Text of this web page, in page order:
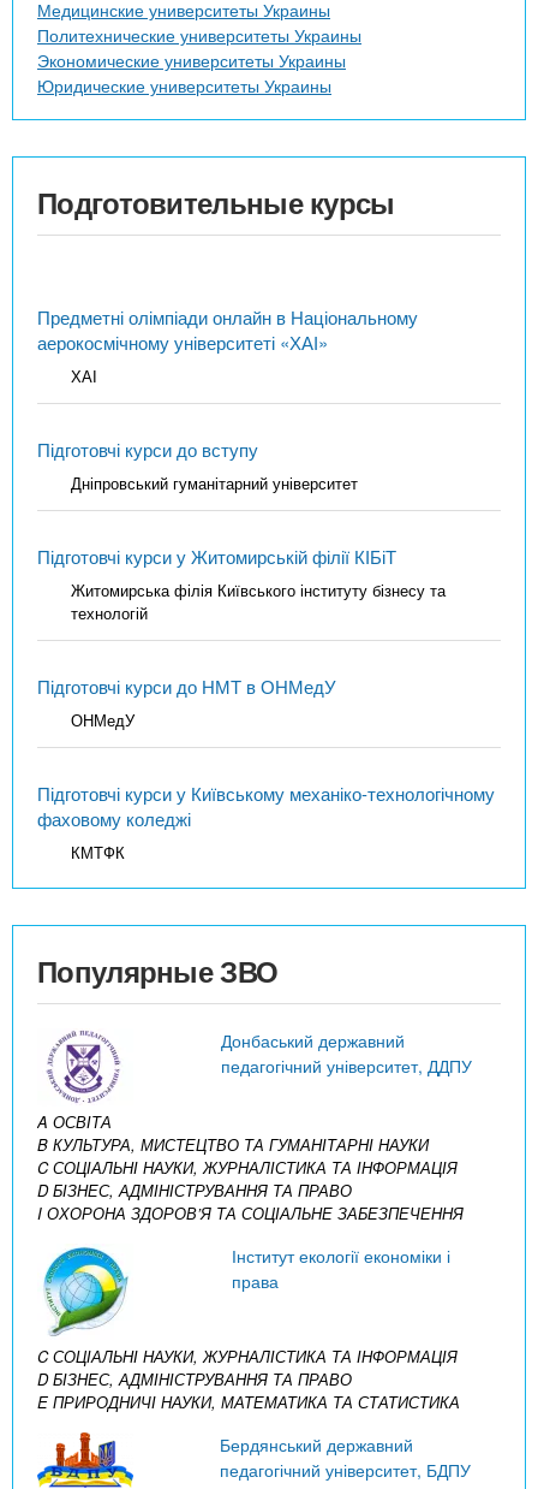
Медицинские университеты Украины
Политехнические университеты Украины
Экономические университеты Украины
Юридические университеты Украины
Подготовительные курсы
Предметні олімпіади онлайн в Національному
аерокосмічному університеті «ХАІ»
ХАІ
Підготовчі курси до вступу
Дніпровський гуманітарний університет
Підготовчі курси у Житомирській філії КІБіТ
Житомирська філія Київського інституту бізнесу та
технологій
Підготовчі курси до НМТ в ОНМедУ
ОНМедУ
Підготовчі курси у Київському механіко-технологічному
фаховому коледжі
КМТФК
Популярные ЗВО
Донбаський державний
педагогічний університет, ДДПУ
A ОСВІТА
B КУЛЬТУРА, МИСТЕЦТВО ТА ГУМАНІТАРНІ НАУКИ
C СОЦІАЛЬНІ НАУКИ, ЖУРНАЛІСТИКА ТА ІНФОРМАЦІЯ
D БІЗНЕС, АДМІНІСТРУВАННЯ ТА ПРАВО
I ОХОРОНА ЗДОРОВ’Я ТА СОЦІАЛЬНЕ ЗАБЕЗПЕЧЕННЯ
Інститут екології економіки і
права
C СОЦІАЛЬНІ НАУКИ, ЖУРНАЛІСТИКА ТА ІНФОРМАЦІЯ
D БІЗНЕС, АДМІНІСТРУВАННЯ ТА ПРАВО
E ПРИРОДНИЧІ НАУКИ, МАТЕМАТИКА ТА СТАТИСТИКА
Бердянський державний
педагогічний університет, БДПУ